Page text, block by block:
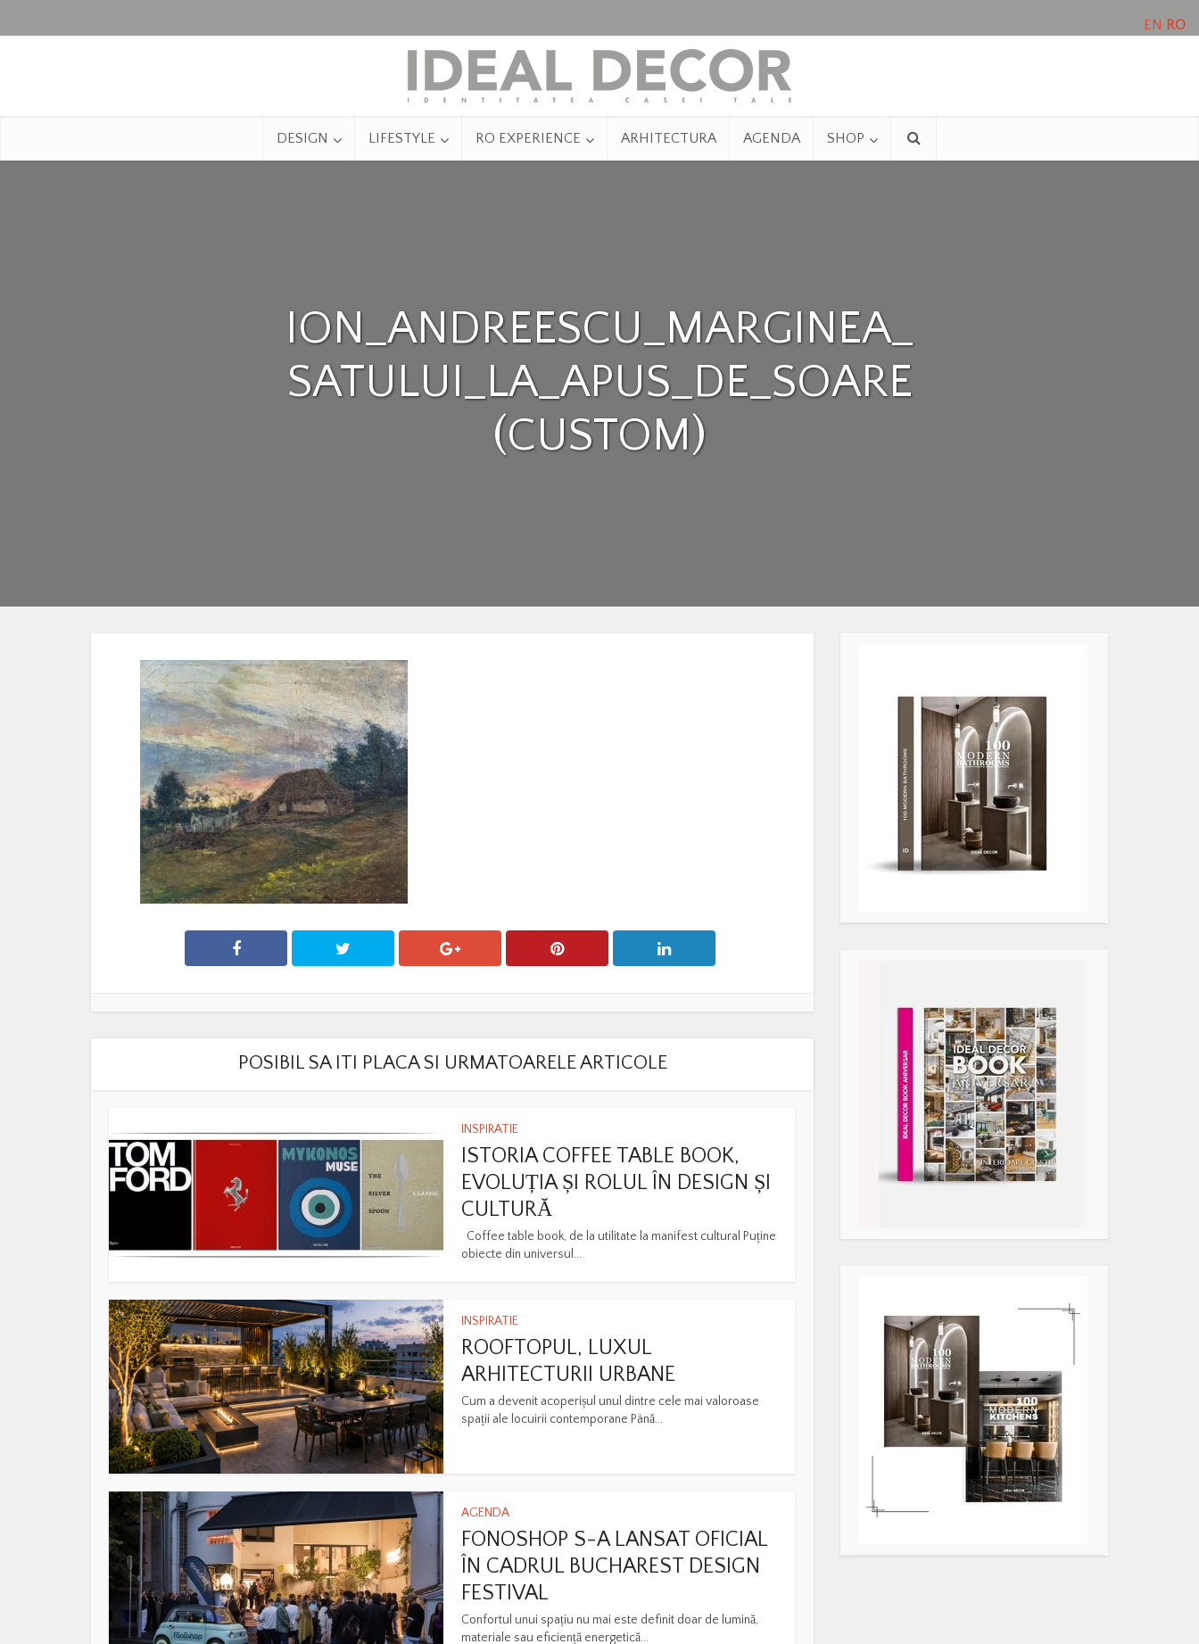
DESIGN LIFESTYLE RO EXPERIENCE ARHITECTURA AGENDA SHOP
ION_ANDREESCU_MARGINEA_
SATULUI_LA_APUS_DE_SOARE
(CUSTOM)
POSIBIL SA ITI PLACA SI URMATOARELE ARTICOLE
INSPIRATIE
ISTORIA COFFEE TABLE BOOK,
EVOLUȚIA ȘI ROLUL ÎN DESIGN ȘI
CULTURĂ
Coffee table book, de la utilitate la manifest cultural Puține
obiecte din universul...
INSPIRATIE
ROOFTOPUL, LUXUL
ARHITECTURII URBANE
Cum a devenit acoperișul unul dintre cele mai valoroase
spații ale locuirii contemporane Până...
AGENDA
FONOSHOP S-A LANSAT OFICIAL
ÎN CADRUL BUCHAREST DESIGN
FESTIVAL
Confortul unui spațiu nu mai este definit doar de lumină,
materiale sau eficiență energetică...
EN RO